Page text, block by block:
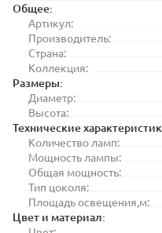
Общее:
Артикул:
Производитель:
Страна:
Коллекция:
Размеры:
Диаметр:
Высота:
Технические
Количество ламп:
Мощность лампы:
Общая мощность:
Тип цоколя:
Площадь освещения,м:
Цвет и материал: